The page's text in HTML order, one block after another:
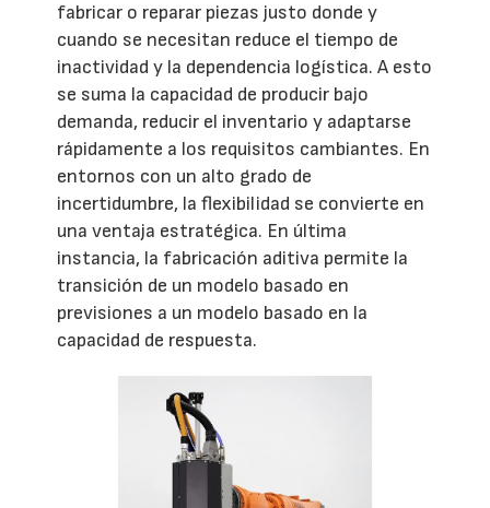
fabricar o reparar piezas justo donde y
cuando se necesitan reduce el tiempo de
inactividad y la dependencia logística. A esto
se suma la capacidad de producir bajo
demanda, reducir el inventario y adaptarse
rápidamente a los requisitos cambiantes. En
entornos con un alto grado de
incertidumbre, la flexibilidad se convierte en
una ventaja estratégica. En última
instancia, la fabricación aditiva permite la
transición de un modelo basado en
previsiones a un modelo basado en la
capacidad de respuesta.